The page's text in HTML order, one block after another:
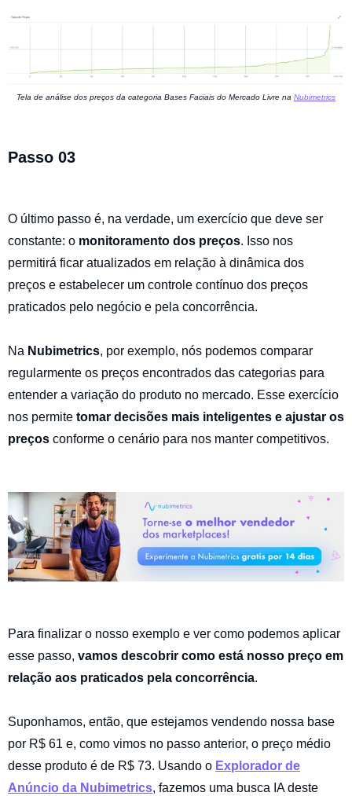
Tela de análise dos preços da categoria Bases Faciais do Mercado Livre na Nubimetrics
Passo 03
O último passo é, na verdade, um exercício que deve ser
constante: o monitoramento dos preços. Isso nos
permitirá ficar atualizados em relação à dinâmica dos
preços e estabelecer um controle contínuo dos preços
praticados pelo negócio e pela concorrência.
Na Nubimetrics, por exemplo, nós podemos comparar
regularmente os preços encontrados das categorias para
entender a variação do produto no mercado. Esse exercício
nos permite tomar decisões mais inteligentes e ajustar os
preços conforme o cenário para nos manter competitivos.
Para finalizar o nosso exemplo e ver como podemos aplicar
esse passo, vamos descobrir como está nosso preço em
relação aos praticados pela concorrência.
Suponhamos, então, que estejamos vendendo nossa base
por R$ 61 e, como vimos no passo anterior, o preço médio
desse produto é de R$ 73. Usando o Explorador de
Anúncio da Nubimetrics, fazemos uma busca IA deste